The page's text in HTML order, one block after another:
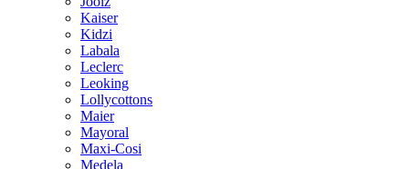
Kaiser
Kidzi
Labala
Leclerc
Leoking
Lollycottons
Maier
Mayoral
Maxi-Cosi
Medela